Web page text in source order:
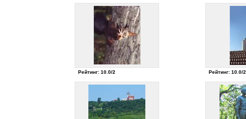
Рейтинг: 10.0/2 Рейтинг: 10.0/2